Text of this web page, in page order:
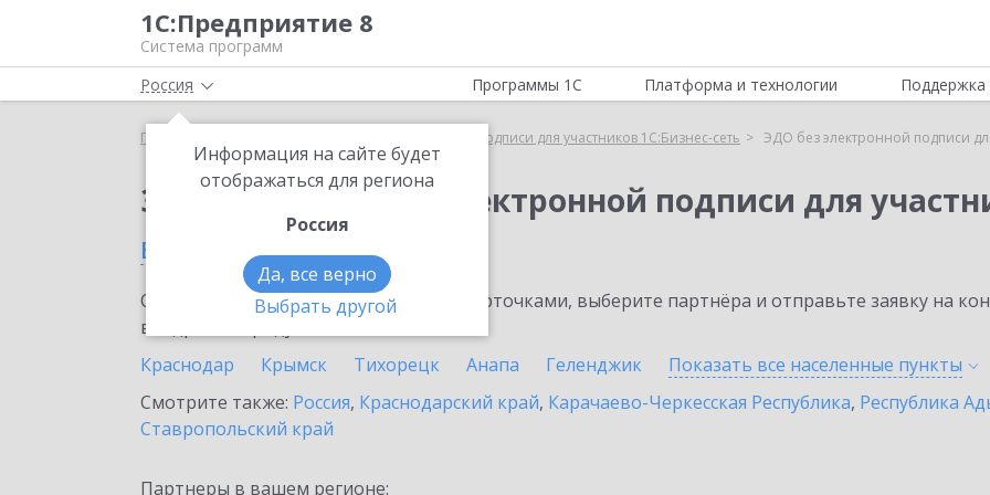
1С:Предприятие 8
Система программ
Россия
Информация на сайте будет
отображаться для региона
Россия
Да, все верно
Выбрать другой
Программы 1С Платформа и технологии Поддержка
Главная ЭДО без электронной подписи для участников 1С:Бизнес-сеть ЭДО без электронной подписи
Заказать ЭДО без электронной подписи для
в Темрюке
Ознакомьтесь с информационными карточками, выберите партнёра и отправьте заявку на
внедрение продукта.
Краснодар
Крымск Тихорецк Анапа Геленджик Показать все населенные пункты
Смотрите также: Россия, Краснодарский край, Карачаево-Черкесская Республика, Республика
Ставропольский край
Партнеры в вашем регионе: